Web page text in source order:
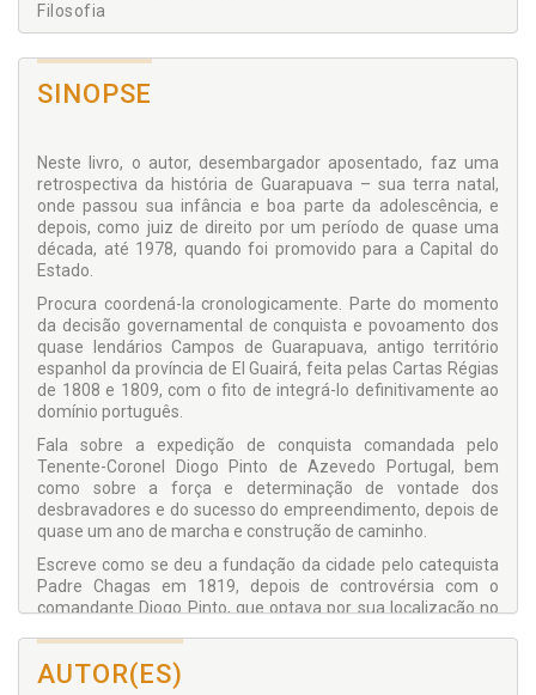
Filosofia
SINOPSE
Neste livro, o autor, desembargador aposentado, faz uma
retrospectiva da história de Guarapuava – sua terra natal,
onde passou sua infância e boa parte da adolescência, e
depois, como juiz de direito por um período de quase uma
década, até 1978, quando foi promovido para a Capital do
Estado.
Procura coordená-la cronologicamente. Parte do momento
da decisão governamental de conquista e povoamento dos
quase lendários Campos de Guarapuava, antigo território
espanhol da província de El Guairá, feita pelas Cartas Régias
de 1808 e 1809, com o fito de integrá-lo definitivamente ao
domínio português.
Fala sobre a expedição de conquista comandada pelo
Tenente-Coronel Diogo Pinto de Azevedo Portugal, bem
como sobre a força e determinação de vontade dos
desbravadores e do sucesso do empreendimento, depois de
quase um ano de marcha e construção de caminho.
Escreve como se deu a fundação da cidade pelo catequista
Padre Chagas em 1819, depois de controvérsia com o
comandante Diogo Pinto, que optava por sua localização no
Trata dos ciclos da economia, desde a introdução da
pecuária pelos tropeiros, como fase de bonança, da
AUTOR(ES)